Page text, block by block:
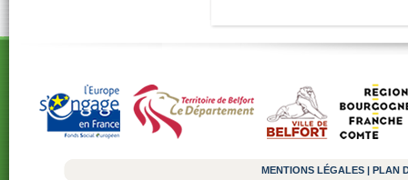
MENTIONS LÉGALES| PLAN